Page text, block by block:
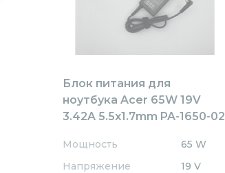
Блок питания для
ноутбука Acer 65W 19V
3.42A 5.5x1.7mm PA-1650-02
Мощность
65 W
Напряжение
19 V